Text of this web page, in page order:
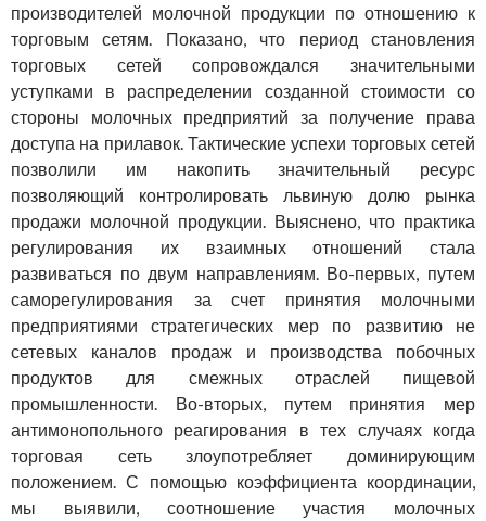
производителей молочной продукции по отношению к
торговым сетям. Показано, что период становления
торговых сетей сопровождался значительными
уступками в распределении созданной стоимости со
стороны молочных предприятий за получение права
доступа на прилавок. Тактические успехи торговых сетей
позволили им накопить значительный ресурс
позволяющий контролировать львиную долю рынка
продажи молочной продукции. Выяснено, что практика
регулирования их взаимных отношений стала
развиваться по двум направлениям. Во-первых, путем
саморегулирования за счет принятия молочными
предприятиями стратегических мер по развитию не
сетевых каналов продаж и производства побочных
продуктов для смежных отраслей пищевой
промышленности. Во-вторых, путем принятия мер
антимонопольного реагирования в тех случаях когда
торговая сеть злоупотребляет доминирующим
положением. С помощью коэффициента координации,
мы выявили, соотношение участия молочных